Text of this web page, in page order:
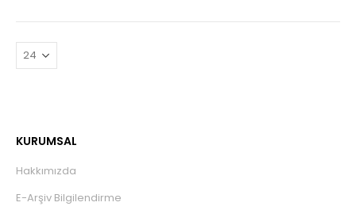
KURUMSAL
Hakkımızda
E-Arşiv Bilgilendirme